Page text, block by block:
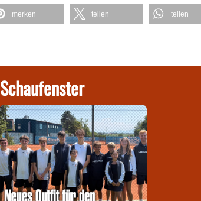
merken teilen teilen
Schaufenster